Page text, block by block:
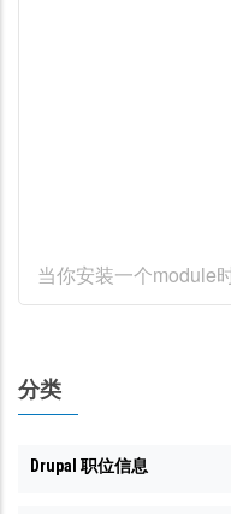
当你安装一个module
分类
Drupal 职位信息